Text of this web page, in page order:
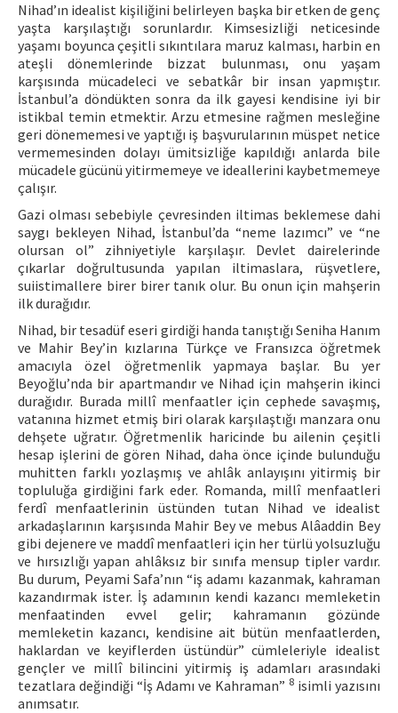
Nihad’ın idealist kişiliğini belirleyen başka bir etken de genç
yaşta karşılaştığı sorunlardır. Kimsesizliği neticesinde
yaşamı boyunca çeşitli sıkıntılara maruz kalması, harbin en
ateşli dönemlerinde bizzat bulunması, onu yaşam
karşısında mücadeleci ve sebatkâr bir insan yapmıştır.
İstanbul’a döndükten sonra da ilk gayesi kendisine iyi bir
istikbal temin etmektir. Arzu etmesine rağmen mesleğine
geri dönememesi ve yaptığı iş başvurularının müspet netice
vermemesinden dolayı ümitsizliğe kapıldığı anlarda bile
mücadele gücünü yitirmemeye ve ideallerini kaybetmemeye
çalışır.
Gazi olması sebebiyle çevresinden iltimas beklemese dahi
saygı bekleyen Nihad, İstanbul’da “neme lazımcı” ve “ne
olursan ol” zihniyetiyle karşılaşır. Devlet dairelerinde
çıkarlar doğrultusunda yapılan iltimaslara, rüşvetlere,
suiistimallere birer birer tanık olur. Bu onun için mahşerin
ilk durağıdır.
Nihad, bir tesadüf eseri girdiği handa tanıştığı Seniha Hanım
ve Mahir Bey’in kızlarına Türkçe ve Fransızca öğretmek
amacıyla özel öğretmenlik yapmaya başlar. Bu yer
Beyoğlu’nda bir apartmandır ve Nihad için mahşerin ikinci
durağıdır. Burada millî menfaatler için cephede savaşmış,
vatanına hizmet etmiş biri olarak karşılaştığı manzara onu
dehşete uğratır. Öğretmenlik haricinde bu ailenin çeşitli
hesap işlerini de gören Nihad, daha önce içinde bulunduğu
muhitten farklı yozlaşmış ve ahlâk anlayışını yitirmiş bir
topluluğa girdiğini fark eder. Romanda, millî menfaatleri
ferdî menfaatlerinin üstünden tutan Nihad ve idealist
arkadaşlarının karşısında Mahir Bey ve mebus Alâaddin Bey
gibi dejenere ve maddî menfaatleri için her türlü yolsuzluğu
ve hırsızlığı yapan ahlâksız bir sınıfa mensup tipler vardır.
Bu durum, Peyami Safa’nın “iş adamı kazanmak, kahraman
kazandırmak ister. İş adamının kendi kazancı memleketin
menfaatinden evvel gelir; kahramanın gözünde
memleketin kazancı, kendisine ait bütün menfaatlerden,
haklardan ve keyiflerden üstündür” cümleleriyle idealist
gençler ve millî bilincini yitirmiş iş adamları arasındaki
tezatlara değindiği “İş Adamı ve Kahraman” 8 isimli yazısını
anımsatır.